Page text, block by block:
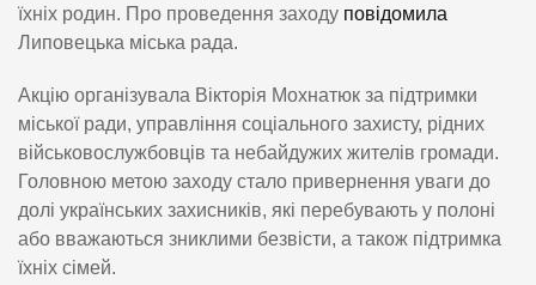
їхніх родин. Про проведення заходу повідомила
Липовецька міська рада.
Акцію організувала Вікторія Мохнатюк за підтримки
міської ради, управління соціального захисту, рідних
військовослужбовців та небайдужих жителів громади.
Головною метою заходу стало привернення уваги до
долі українських захисників, які перебувають у полоні
або вважаються зниклими безвісти, а також підтримка
їхніх сімей.